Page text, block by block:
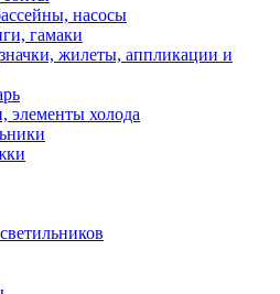
насосы
гамаки
жилеты, аппликации и
элементы холода